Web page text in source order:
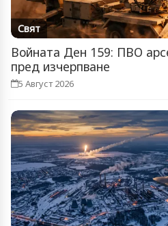
Свят
Войната Ден 159: ПВО
пред изчерпване
5 Август 2026